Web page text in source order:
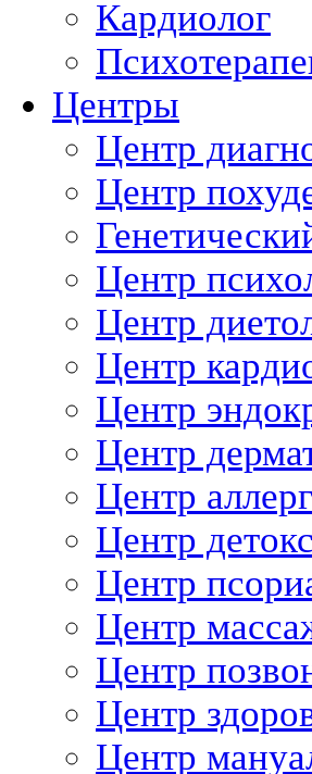
Кардиолог
Центры
Центр
Центр
Центр
Центр
Центр
Центр
Центр
Центр
Центр
Центр
Центр
Центр
Центр
Центр